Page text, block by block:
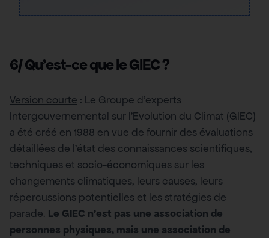
6/ Qu’est-ce que le GIEC ?
Version courte : Le Groupe d’experts
Intergouvernemental sur l’Evolution du Climat (GIEC)
a été créé en 1988 en vue de fournir des évaluations
détaillées de l’état des connaissances scientifiques,
techniques et socio-économiques sur les
changements climatiques, leurs causes, leurs
répercussions potentielles et les stratégies de
parade. Le GIEC n’est pas une association de
personnes physiques, mais une association de